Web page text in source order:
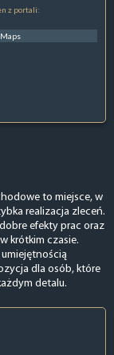
z portali:
to miejsce, w
realizacja zleceń.
efekty prac oraz
krótkim czasie.
dla osób, które
detalu.